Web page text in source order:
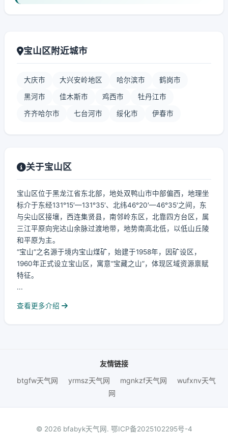
宝山区附近城市
大庆市 大兴安岭地区 哈尔滨市 鹤岗市
黑河市 佳木斯市 鸡西市 牡丹江市
齐齐哈尔市 七台河市 绥化市 伊春市
关于宝山区
宝山区位于黑龙江省东北部，地处双鸭山市中部偏西，地理坐
标介于东经131°15′—131°35′、北纬46°20′—46°35′之间，东
与尖山区接壤，西连集贤县，南邻岭东区，北靠四方台区，属
三江平原向完达山余脉过渡地带，地势南高北低，以低山丘陵
和平原为主。
“宝山”之名源于境内宝山煤矿，始建于1958年，因矿设区，
1960年正式设立宝山区，寓意“宝藏之山”，体现区域资源禀赋
特征。
...
查看更多介绍
友情链接
btgfw天气网
yrmsz天气网 mgnkzf天气网
wufxnv天气
网
© 2026 bfabyk天气网. 鄂ICP备2025102295号-4